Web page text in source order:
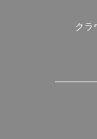
クラ